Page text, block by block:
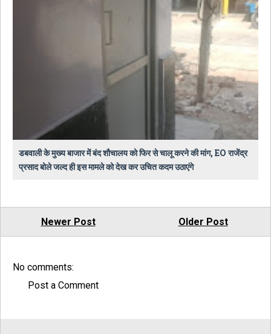
डबवाली के मुख्य बाजार में बंद शौचालय को फिर से चालू करने की मांग, EO राजेंद्र
प्रसाद बोले जल्द ही इस मामले को देख कर उचित कदम उठाएंगे
Newer Post Older Post
No comments:
Post a Comment